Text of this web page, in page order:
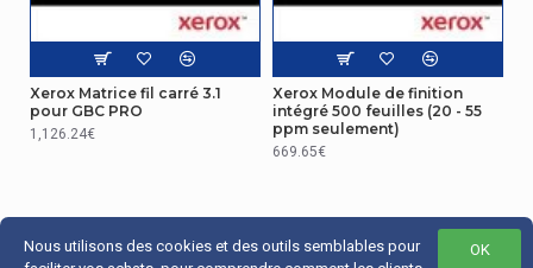
Xerox Matrice fil carré 3.1
pour GBC PRO
1,126.24€
Xerox Module de finition
intégré 500 feuilles (20 - 55
ppm seulement)
669.65€
OK
Nous utilisons des cookies et des outils semblables pour